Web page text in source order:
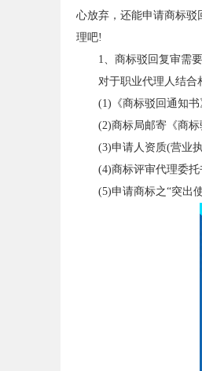
心放弃，还能申请商标驳
理吧!
1、商标驳回复审需
对于职业代理人结合
(1)《商标驳回通知书
(2)商标局邮寄《商
(3)申请人资质(营业
(4)商标评审代理委托
(5)申请商标之“突出